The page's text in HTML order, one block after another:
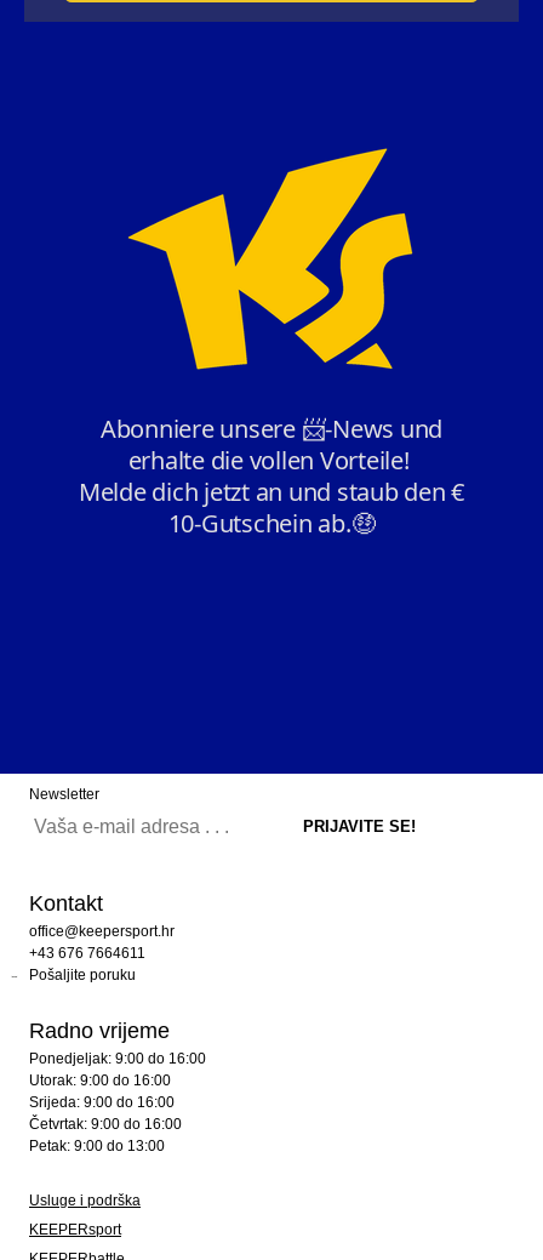
Newsletter
Kontakt
office@keepersport.hr
+43 676 7664611
Pošaljite poruku
Radno vrijeme
Ponedjeljak: 9:00 do 16:00
Utorak: 9:00 do 16:00
Srijeda: 9:00 do 16:00
Četvrtak: 9:00 do 16:00
Petak: 9:00 do 13:00
Usluge i podrška
KEEPERsport